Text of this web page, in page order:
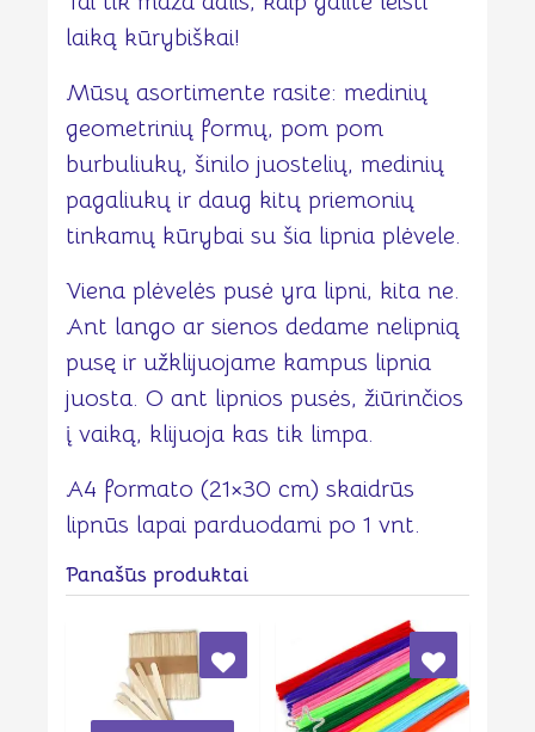
laiką kūrybiškai!
Mūsų asortimente rasite: medinių
geometrinių formų, pom pom
burbuliukų, šinilo juostelių, medinių
pagaliukų ir daug kitų priemonių
tinkamų kūrybai su šia lipnia plėvele.
Viena plėvelės pusė yra lipni, kita ne.
Ant lango ar sienos dedame nelipnią
pusę ir užklijuojame kampus lipnia
juosta. O ant lipnios pusės, žiūrinčios
į vaiką, klijuoja kas tik limpa.
A4 formato (21×30 cm) skaidrūs
lipnūs lapai parduodami po 1 vnt.
Panašūs produktai